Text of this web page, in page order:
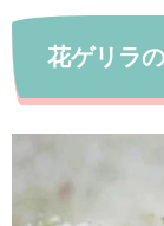
花ゲリラ